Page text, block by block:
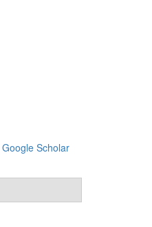
Google Scholar